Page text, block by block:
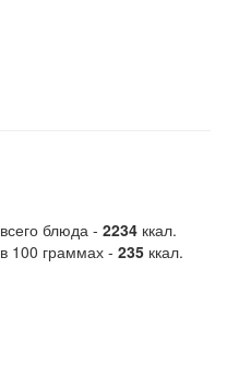
всего блюда - 2234 ккал.
в 100 граммах - 235 ккал.